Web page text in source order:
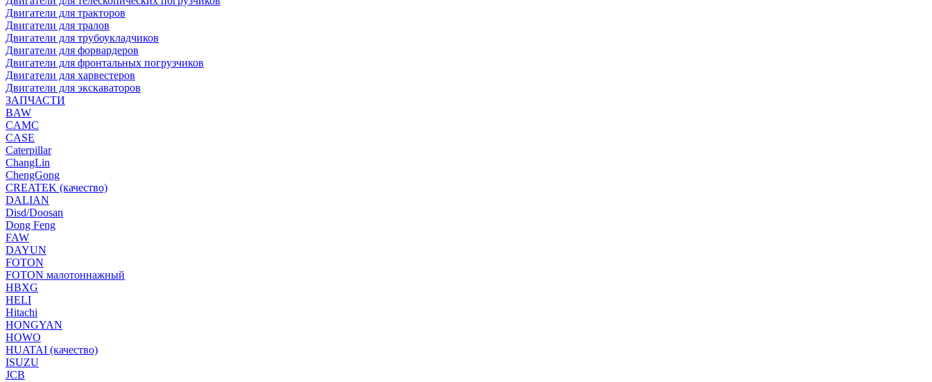
Двигатели для тракторов
Двигатели для тралов
Двигатели для трубоукладчиков
Двигатели для форвардеров
Двигатели для фронтальных погрузчиков
Двигатели для харвестеров
Двигатели для экскаваторов
ЗАПЧАСТИ
BAW
CAMC
CASE
Caterpillar
ChangLin
ChengGong
CREATEK (качество)
DALIAN
Disd/Doosan
Dong Feng
FAW
DAYUN
FOTON
FOTON малотоннажный
HBXG
HELI
Hitachi
HONGYAN
HOWO
HUATAI (качество)
ISUZU
JCB